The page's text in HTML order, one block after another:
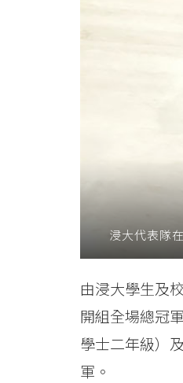
浸大代表隊
由浸大學生及
開組全場總冠
學士二年級）
軍。